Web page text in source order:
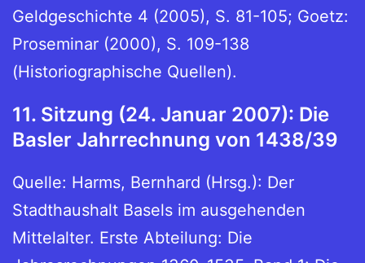
Geldgeschichte 4 (2005), S. 81-105; Goetz:
Proseminar (2000), S. 109-138
(Historiographische Quellen).
11. Sitzung (24. Januar 2007): Die
Basler Jahrrechnung von 1438/39
Quelle: Harms, Bernhard (Hrsg.): Der
Stadthaushalt Basels im ausgehenden
Mittelalter. Erste Abteilung: Die